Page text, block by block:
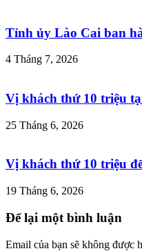
Tỉnh ủy Lào Cai ban
4 Tháng 7, 2026
Vị khách thứ 10 triệu
25 Tháng 6, 2026
Vị khách thứ 10 triệu
19 Tháng 6, 2026
Để lại một bình luận
Email của bạn sẽ không được